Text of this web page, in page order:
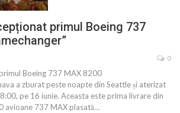
primul Boeing 737
0
Boeing 737 MAX 8200
a zburat peste noapte din Seattle și aterizat
pe 16 iunie. Aceasta este prima livrare din
avioane 737 MAX plasată…